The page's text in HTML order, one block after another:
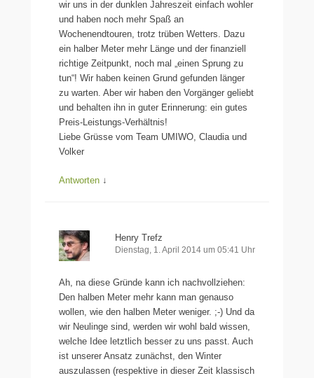
wir uns in der dunklen Jahreszeit einfach wohler
und haben noch mehr Spaß an
Wochenendtouren, trotz trüben Wetters. Dazu
ein halber Meter mehr Länge und der finanziell
richtige Zeitpunkt, noch mal „einen Sprung zu
tun“! Wir haben keinen Grund gefunden länger
zu warten. Aber wir haben den Vorgänger geliebt
und behalten ihn in guter Erinnerung: ein gutes
Preis-Leistungs-Verhältnis!
Liebe Grüsse vom Team UMIWO, Claudia und
Volker
Antworten ↓
Henry Trefz
Dienstag, 1. April 2014 um 05:41 Uhr
Ah, na diese Gründe kann ich nachvollziehen:
Den halben Meter mehr kann man genauso
wollen, wie den halben Meter weniger. ;-) Und da
wir Neulinge sind, werden wir wohl bald wissen,
welche Idee letztlich besser zu uns passt. Auch
ist unserer Ansatz zunächst, den Winter
auszulassen (respektive in dieser Zeit klassisch